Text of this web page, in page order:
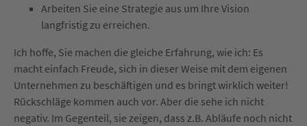
Arbeiten Sie eine Strategie aus um Ihre Vision
langfristig zu erreichen.
Ich hoffe, Sie machen die gleiche Erfahrung, wie ich: Es
macht einfach Freude, sich in dieser Weise mit dem eigenen
Unternehmen zu beschäftigen und es bringt wirklich weiter!
Rückschläge kommen auch vor. Aber die sehe ich nicht
negativ. Im Gegenteil, sie zeigen, dass z.B. Abläufe noch nicht